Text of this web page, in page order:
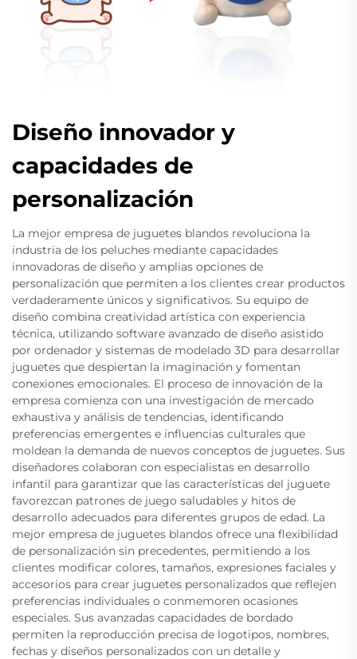
Diseño innovador y
capacidades de
personalización
La mejor empresa de juguetes blandos revoluciona la
industria de los peluches mediante capacidades
innovadoras de diseño y amplias opciones de
personalización que permiten a los clientes crear productos
verdaderamente únicos y significativos. Su equipo de
diseño combina creatividad artística con experiencia
técnica, utilizando software avanzado de diseño asistido
por ordenador y sistemas de modelado 3D para desarrollar
juguetes que despiertan la imaginación y fomentan
conexiones emocionales. El proceso de innovación de la
empresa comienza con una investigación de mercado
exhaustiva y análisis de tendencias, identificando
preferencias emergentes e influencias culturales que
moldean la demanda de nuevos conceptos de juguetes. Sus
diseñadores colaboran con especialistas en desarrollo
infantil para garantizar que las características del juguete
favorezcan patrones de juego saludables y hitos de
desarrollo adecuados para diferentes grupos de edad. La
mejor empresa de juguetes blandos ofrece una flexibilidad
de personalización sin precedentes, permitiendo a los
clientes modificar colores, tamaños, expresiones faciales y
accesorios para crear juguetes personalizados que reflejen
preferencias individuales o conmemoren ocasiones
especiales. Sus avanzadas capacidades de bordado
permiten la reproducción precisa de logotipos, nombres,
fechas y diseños personalizados con un detalle y